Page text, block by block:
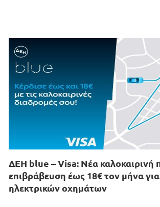
ΔΕΗ blue – Visa: Νέα καλοκαιρινή
επιβράβευση έως 18€ τον μήνα
ηλεκτρικών οχημάτων